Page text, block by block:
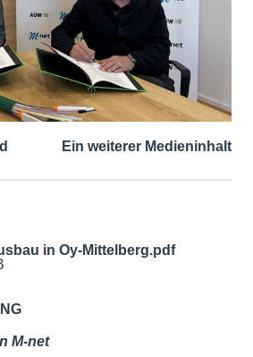
Ein weiterer Medieninhalt
in Oy-Mittelberg.pdf
M-net